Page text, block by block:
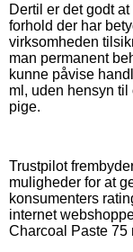
Dertil er det godt
forhold der har
virksomheden
man permanent
kunne påvise
ml, uden hensyn
pige.
Trustpilot
muligheder for at
konsumenters
internet
Charcoal Paste 75